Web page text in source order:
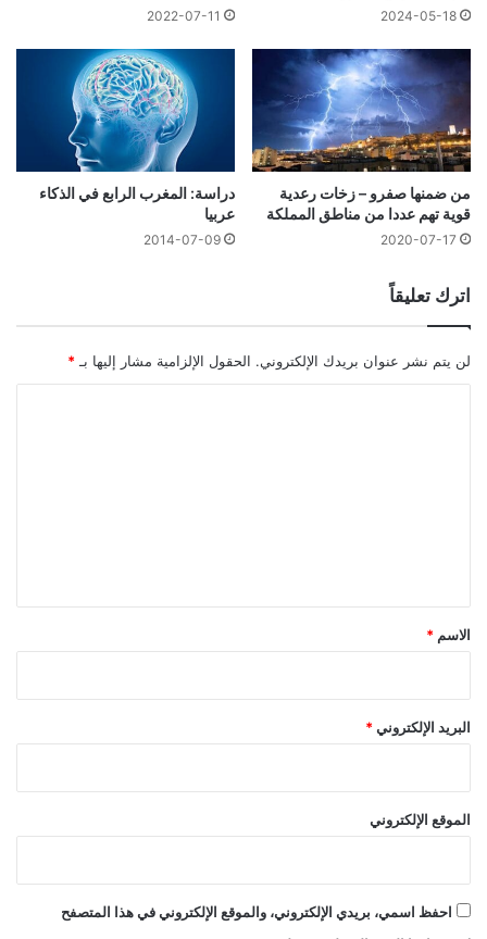
2024-05-18
2022-07-11
من ضمنها صفرو – زخات رعدية
قوية تهم عددا من مناطق المملكة
2020-07-17
دراسة: المغرب الرابع في الذكاء
عربيا
2014-07-09
اترك تعليقاً
لن يتم نشر عنوان بريدك الإلكتروني. الحقول الإلزامية مشار إليها بـ *
*
الاسم *
البريد الإلكتروني *
الموقع الإلكتروني
احفظ اسمي، بريدي الإلكتروني، والموقع الإلكتروني في هذا المتصفح